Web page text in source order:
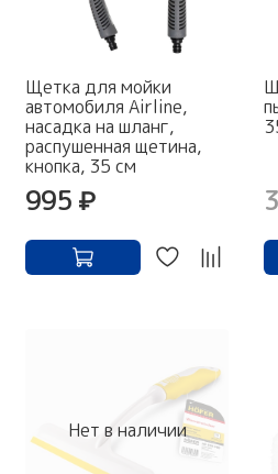
Щетка для мойки
автомобиля Airline,
насадка на шланг,
распушенная щетина,
кнопка, 35 см
995 ₽
Нет в наличии